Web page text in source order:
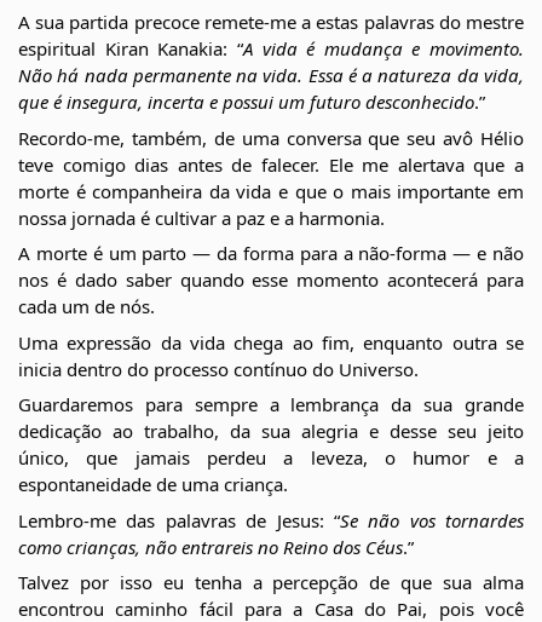
A sua partida precoce remete-me a estas palavras do mestre
espiritual Kiran Kanakia: “A vida é mudança e movimento.
Não há nada permanente na vida. Essa é a natureza da vida,
que é insegura, incerta e possui um futuro desconhecido.”
Recordo-me, também, de uma conversa que seu avô Hélio
teve comigo dias antes de falecer. Ele me alertava que a
morte é companheira da vida e que o mais importante em
nossa jornada é cultivar a paz e a harmonia.
A morte é um parto — da forma para a não-forma — e não
nos é dado saber quando esse momento acontecerá para
cada um de nós.
Uma expressão da vida chega ao fim, enquanto outra se
inicia dentro do processo contínuo do Universo.
Guardaremos para sempre a lembrança da sua grande
dedicação ao trabalho, da sua alegria e desse seu jeito
único, que jamais perdeu a leveza, o humor e a
espontaneidade de uma criança.
Lembro-me das palavras de Jesus: “Se não vos tornardes
como crianças, não entrareis no Reino dos Céus.”
Talvez por isso eu tenha a percepção de que sua alma
encontrou caminho fácil para a Casa do Pai, pois você